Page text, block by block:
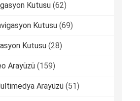
Kutusu (62)
Kutusu (69)
Kutusu (28)
Arayüzü (159)
Arayüzü (51)